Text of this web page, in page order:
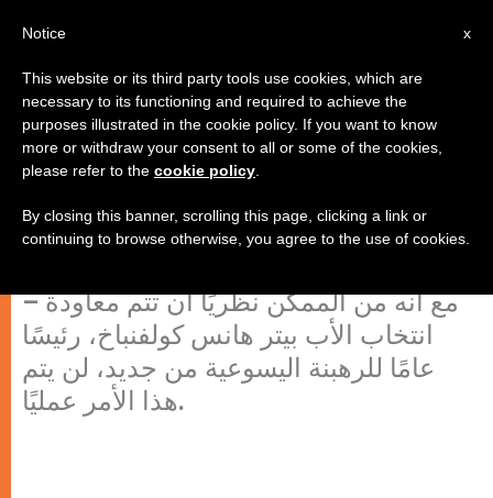
لن يتم انتخاب الأب كولفنباخ رئيسًا
عامًا للرهبنة اليسوعية مرة ثانية
– مع أنه من الممكن نظريًا أن تتم معاودة
انتخاب الأب بيتر هانس كولفنباخ، رئيسًا
عامًا للرهبنة اليسوعية من جديد، لن يتم
هذا الأمر عمليًا.
x
Notice
This website or its third party tools use cookies, which are
necessary to its functioning and required to achieve the
purposes illustrated in the cookie policy. If you want to know
more or withdraw your consent to all or some of the cookies,
please refer to the cookie policy
By closing this banner, scrolling this page, clicking a link or
continuing to browse otherwise, you agree to the use of cookies.